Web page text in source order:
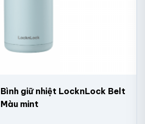
giữ nhiệt LocknLock Belt
mint